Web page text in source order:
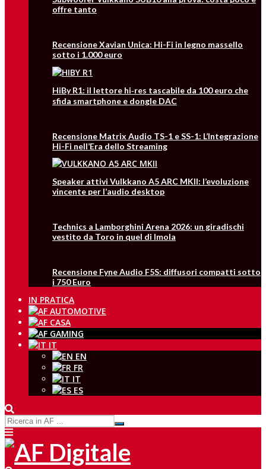
offre tanto
Recensione Xavian Unica: Hi-Fi in legno massello
sotto i 1.000 euro
HiBy R1: il lettore hi‑res tascabile da 100 euro che
sfida smartphone e dongle DAC
Recensione Matrix Audio TS-1 e SS-1: L’Integrazione
Hi-Fi nell’Era dello Streaming
Speaker attivi Vulkkano A5 ARC MKII: l’evoluzione
vincente per l’audio desktop
Technics a Lamborghini Arena 2026: un giradischi
vestito da Toro in quel di Imola
Recensione Fyne Audio F5S: diffusori compatti sotto
i 750 Euro
IN PRATICA
IT
EN
FR
IT
ES